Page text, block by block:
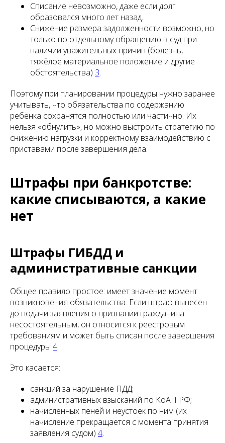
Списание невозможно, даже если долг
образовался много лет назад.
Снижение размера задолженности возможно, но
только по отдельному обращению в суд при
наличии уважительных причин (болезнь,
тяжёлое материальное положение и другие
обстоятельства) 3.
Поэтому при планировании процедуры нужно заранее
учитывать, что обязательства по содержанию
ребёнка сохранятся полностью или частично. Их
нельзя «обнулить», но можно выстроить стратегию по
снижению нагрузки и корректному взаимодействию с
приставами после завершения дела.
Штрафы при банкротстве:
какие списываются, а какие
нет
Штрафы ГИБДД и
административные санкции
Общее правило простое: имеет значение момент
возникновения обязательства. Если штраф вынесен
до подачи заявления о признании гражданина
несостоятельным, он относится к реестровым
требованиям и может быть списан после завершения
процедуры 4.
Это касается:
санкций за нарушение ПДД;
административных взысканий по КоАП РФ;
начисленных пеней и неустоек по ним (их
начисление прекращается с момента принятия
заявления судом) 4.